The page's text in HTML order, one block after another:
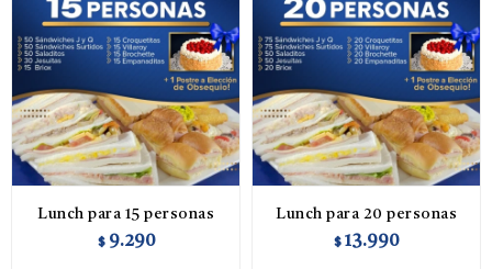
Lunch para 15 personas
$ 9.290
Lunch para 20 personas
$ 13.990